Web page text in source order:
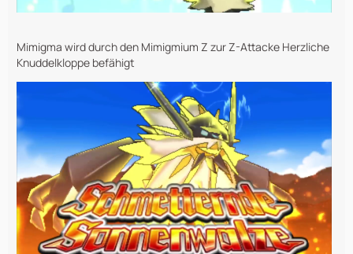
Mimigma wird durch den Mimigmium Z zur Z-Attacke Herzliche
Knuddelkloppe befähigt